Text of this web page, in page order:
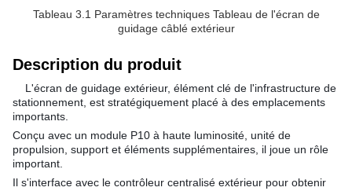
Tableau 3.1 Paramètres techniques Tableau de l'écran de
guidage câblé extérieur
Description du produit
L'écran de guidage extérieur, élément clé de l'infrastructure de
stationnement, est stratégiquement placé à des emplacements
importants.
Conçu avec un module P10 à haute luminosité, unité de
propulsion, support et éléments supplémentaires, il joue un rôle
important.
Il s'interface avec le contrôleur centralisé extérieur pour obtenir